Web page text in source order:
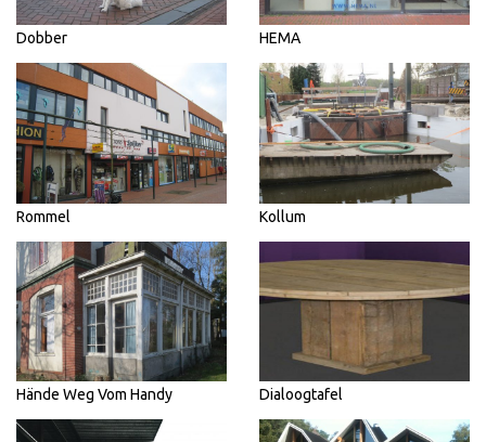
Dobber HEMA
Rommel Kollum
Hände Weg Vom Handy Dialoogtafel